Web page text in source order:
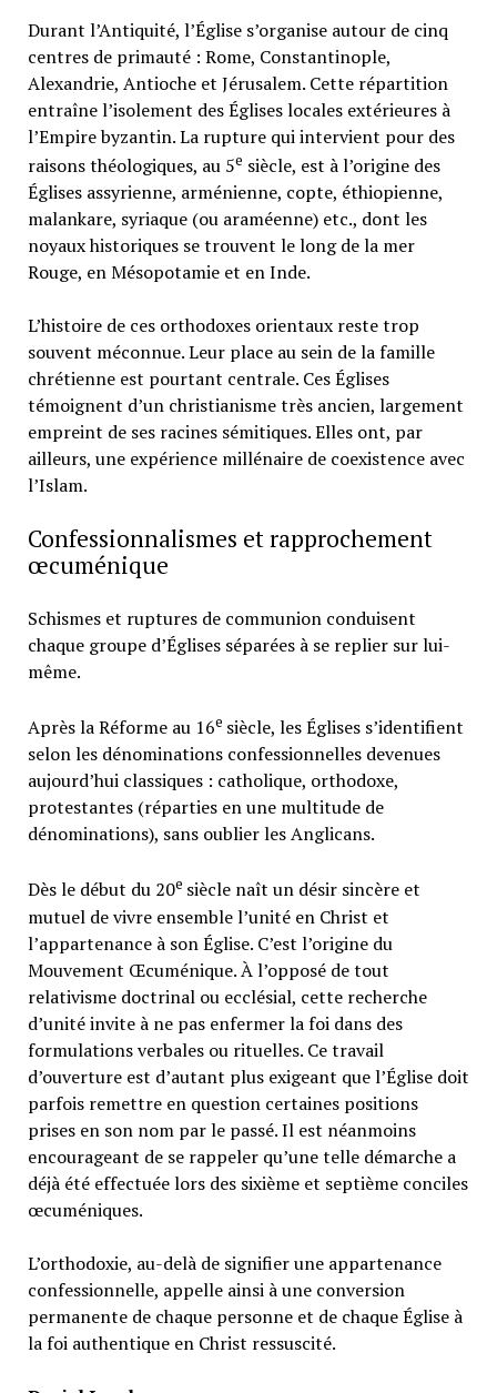
Durant l’Antiquité, l’Église s’organise autour de cinq
centres de primauté : Rome, Constantinople,
Alexandrie, Antioche et Jérusalem. Cette répartition
entraîne l’isolement des Églises locales extérieures à
l’Empire byzantin. La rupture qui intervient pour des
raisons théologiques, au 5e siècle, est à l’origine des
Églises assyrienne, arménienne, copte, éthiopienne,
malankare, syriaque (ou araméenne) etc., dont les
noyaux historiques se trouvent le long de la mer
Rouge, en Mésopotamie et en Inde.
L’histoire de ces orthodoxes orientaux reste trop
souvent méconnue. Leur place au sein de la famille
chrétienne est pourtant centrale. Ces Églises
témoignent d’un christianisme très ancien, largement
empreint de ses racines sémitiques. Elles ont, par
ailleurs, une expérience millénaire de coexistence avec
l’Islam.
Confessionnalismes et rapprochement
œcuménique
Schismes et ruptures de communion conduisent
chaque groupe d’Églises séparées à se replier sur lui-
même.
Après la Réforme au 16e siècle, les Églises s’identifient
selon les dénominations confessionnelles devenues
aujourd’hui classiques : catholique, orthodoxe,
protestantes (réparties en une multitude de
dénominations), sans oublier les Anglicans.
Dès le début du 20e siècle naît un désir sincère et
mutuel de vivre ensemble l’unité en Christ et
l’appartenance à son Église. C’est l’origine du
Mouvement Œcuménique. À l’opposé de tout
relativisme doctrinal ou ecclésial, cette recherche
d’unité invite à ne pas enfermer la foi dans des
formulations verbales ou rituelles. Ce travail
d’ouverture est d’autant plus exigeant que l’Église doit
parfois remettre en question certaines positions
prises en son nom par le passé. Il est néanmoins
encourageant de se rappeler qu’une telle démarche a
déjà été effectuée lors des sixième et septième conciles
œcuméniques.
L’orthodoxie, au-delà de signifier une appartenance
confessionnelle, appelle ainsi à une conversion
permanente de chaque personne et de chaque Église à
la foi authentique en Christ ressuscité.